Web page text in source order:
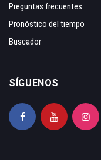
Preguntas frecuentes
Pronóstico del tiempo
Buscador
SÍGUENOS